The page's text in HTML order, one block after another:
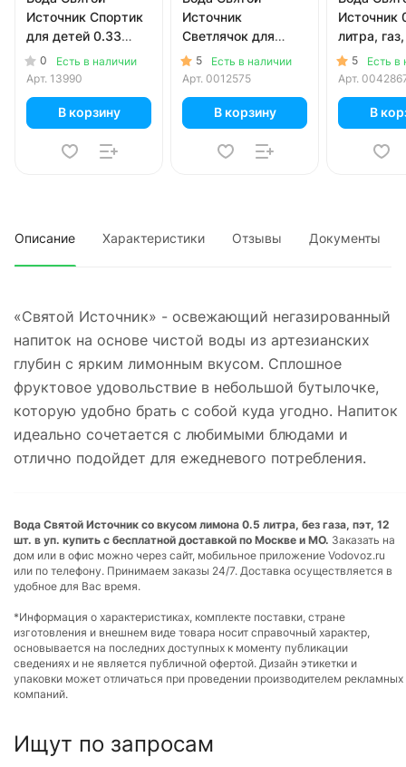
Источник Спортик
для детей 0.33
литра, спорт, без
газа, пэт, 12 шт. в
0
Есть в наличии
Арт. 13990
В корзину
Источник
Светлячок для
детей 1.5 литра,
без газа, пэт, 6 шт.
5
Есть в наличии
Арт. 0012575
В корзину
Источник
литра,
шт. в уп.
5
Есть в
Арт.
В
Описание Характеристики Отзывы Документы
«Святой Источник» - освежающий негазированный
напиток на основе чистой воды из артезианских
глубин с ярким лимонным вкусом. Сплошное
фруктовое удовольствие в небольшой бутылочке,
которую удобно брать с собой куда угодно. Напиток
идеально сочетается с любимыми блюдами и
отлично подойдет для ежедневого потребления.
Вода Святой Источник со вкусом лимона 0.5 литра, без газа, пэт, 12
шт. в уп. купить с бесплатной доставкой по Москве и МО. Заказать на
дом или в офис можно через сайт, мобильное приложение Vodovoz.ru
или по телефону. Принимаем заказы 24/7. Доставка осуществляется в
удобное для Вас время.
*Информация о характеристиках, комплекте поставки, стране
изготовления и внешнем виде товара носит справочный характер,
основывается на последних доступных к моменту публикации
сведениях и не является публичной офертой. Дизайн этикетки и
упаковки может отличаться при проведении производителем рекламных
компаний.
Ищут по запросам